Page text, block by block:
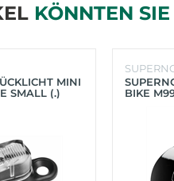
KÖNNTEN
MINI
SMALL (.)
BIKE